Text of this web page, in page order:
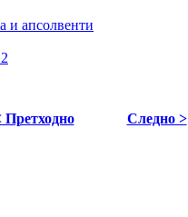
апсолвенти
Претходно
Следно >